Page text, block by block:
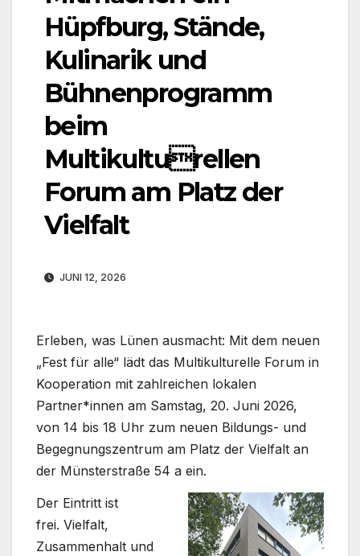
Hüpfburg, Stände,
Kulinarik und
Bühnenprogramm
beim
Multikulturellen
Forum am Platz der
Vielfalt
JUNI 12, 2026
Erleben, was Lünen ausmacht: Mit dem neuen
„Fest für alle“ lädt das Multikulturelle Forum in
Kooperation mit zahlreichen lokalen
Partner*innen am Samstag, 20. Juni 2026,
von 14 bis 18 Uhr zum neuen Bildungs- und
Begegnungszentrum am Platz der Vielfalt an
der Münsterstraße 54 a ein.
Der Eintritt ist
frei. Vielfalt,
Zusammenhalt und